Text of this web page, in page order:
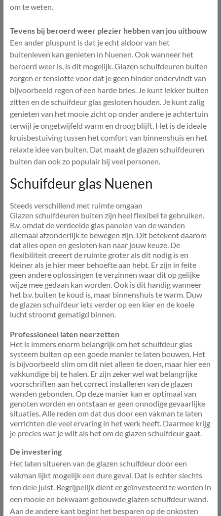
om te weten.
Tevens bij beroerd weer plezier hebben van jou uitbouw
Een ander pluspunt is dat je echt aldoor van het
buitenleven kan genieten in Nuenen. Ook wanneer het
beroerd weer is, is dit mogelijk. Glazen schuifdeuren buiten
zorgen er tenslotte voor dat je geen hinder ondervindt van
bijvoorbeeld regen of een harde bries. Je kunt lekker buiten
zitten en de schuifdeur glas gesloten houden. Je kunt zalig
genieten van het mooie zicht op onder andere je achtertuin
terwijl je ongetwijfeld warm en droog blijft. Het is de ideale
kruisbestuiving tussen het comfort van binnenshuis en het
relaxte idee van buiten. Dat maakt de glazen schuifdeuren
buiten dan ook zo populair bij veel personen.
Schuifdeur glas Nuenen
Steeds verschillend met ruimte omgaan
Glazen schuifdeuren buiten zijn heel flexibel te gebruiken.
B.v. omdat de verdeelde glas panelen van de wanden
allemaal afzonderlijk te bewegen zijn. Dit betekent daarom
dat alles open en gesloten kan naar jouw keuze. De
flexibiliteit creeert de ruimte groter als dit nodig is en
kleiner als je hier meer behoefte aan hebt. Er zijn in feite
geen andere oplossingen te verzinnen waar dit op gelijke
wijze mee gedaan kan worden. Ook is dit handig wanneer
het b.v. buiten te koud is, maar binnenshuis te warm. Duw
de glazen schuifdeur iets verder op een kier en de koele
lucht stroomt gematigd binnen.
Professioneel laten neerzetten
Het is immers enorm belangrijk om het schuifdeur glas
systeem buiten op een goede manier te laten bouwen. Het
is bijvoorbeeld slim om dit niet alleen te doen, maar hier een
vakkundige bij te halen. Er zijn zeker wel wat belangrijke
voorschriften aan het correct installeren van de glazen
wanden gebonden. Op deze manier kan er optimaal van
genoten worden en ontstaan er geen onnodige gevaarlijke
situaties. Alle reden om dat dus door een vakman te laten
verrichten die veel ervaring in het werk heeft. Daarmee krijg
je precies wat je wilt als het om de glazen schuifdeur gaat.
De investering
Het laten situeren van de glazen schuifdeur door een
vakman lijkt mogelijk een dure geval. Dat is echter slechts
ten dele juist. Begrijpelijk dient er geïnvesteerd te worden in
een mooie en bekwaam gebouwde glazen schuifdeur wand.
Aan de andere kant begint het besparen op de onkosten